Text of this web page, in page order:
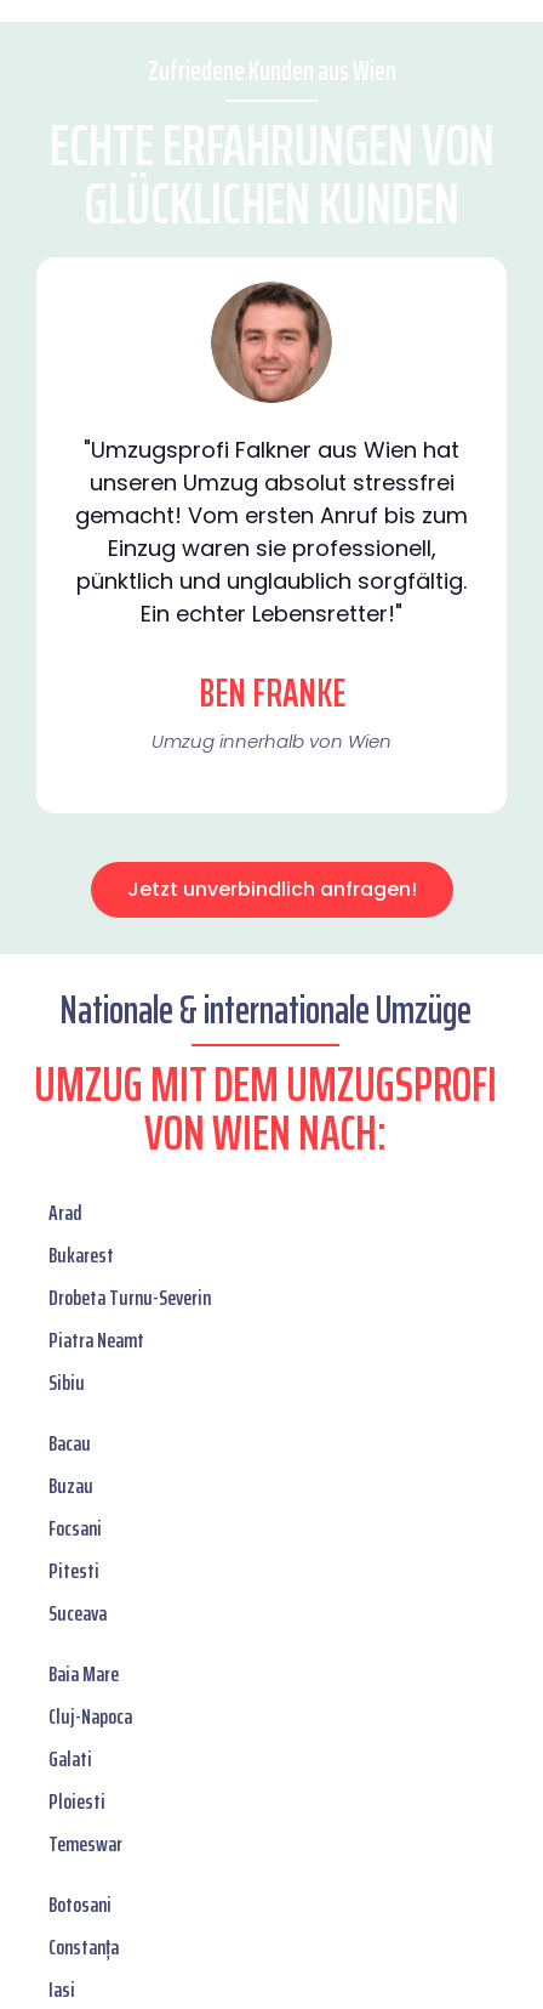
Zufriedene Kunden aus Wien
ECHTE ERFAHRUNGEN VON
GLÜCKLICHEN KUNDEN
"Umzugsprofi Falkner aus Wien hat
unseren Umzug absolut stressfrei
gemacht! Vom ersten Anruf bis zum
Einzug waren sie professionell,
pünktlich und unglaublich sorgfältig.
Ein echter Lebensretter!"
BEN FRANKE
Umzug innerhalb von Wien​
Jetzt unverbindlich anfragen!
Nationale & internationale Umzüge
UMZUG MIT DEM UMZUGSPROFI
VON WIEN NACH:
Arad
Bukarest
Drobeta Turnu-Severin
Piatra Neamt
Sibiu
Bacau
Buzau
Focsani
Pitesti
Suceava
Baia Mare
Cluj-Napoca
Galati
Ploiesti
Temeswar
Botosani
Constanța
Iasi